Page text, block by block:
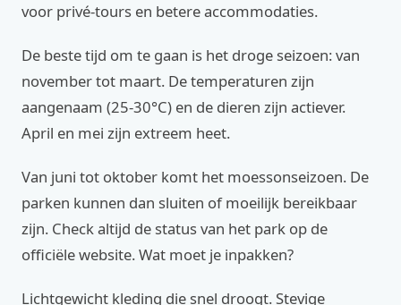
voor privé-tours en betere accommodaties.
De beste tijd om te gaan is het droge seizoen: van
november tot maart. De temperaturen zijn
aangenaam (25-30°C) en de dieren zijn actiever.
April en mei zijn extreem heet.
Van juni tot oktober komt het moessonseizoen. De
parken kunnen dan sluiten of moeilijk bereikbaar
zijn. Check altijd de status van het park op de
officiële website. Wat moet je inpakken?
Lichtgewicht kleding die snel droogt. Stevige